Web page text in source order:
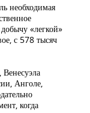
необходимая
«легкой»
с 578 тысяч
Анголе,
когда